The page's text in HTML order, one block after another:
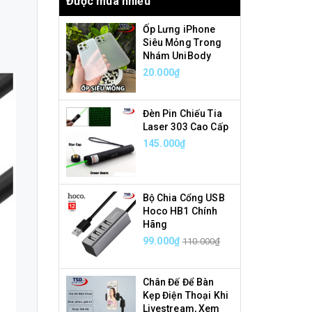
Ốp Lưng iPhone
Siêu Mỏng Trong
Nhám UniBody
20.000₫
Đèn Pin Chiếu Tia
Laser 303 Cao Cấp
145.000₫
Bộ Chia Cổng USB
Hoco HB1 Chính
Hãng
99.000₫ 110.000₫
Chân Đế Để Bàn
Kẹp Điện Thoại Khi
Livestream, Xem